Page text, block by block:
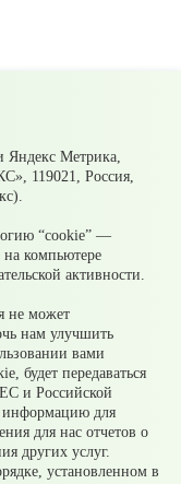
итоги
социальные
друг друга
шкале
обезопасить себя и
Яндекс Метрика,
119021, Россия,
“cookie” —
компьютере
активности.
не может
нам улучшить
вами
будет передаваться
и Российской
информацию для
для нас отчетов о
других услуг.
установленном в
округа